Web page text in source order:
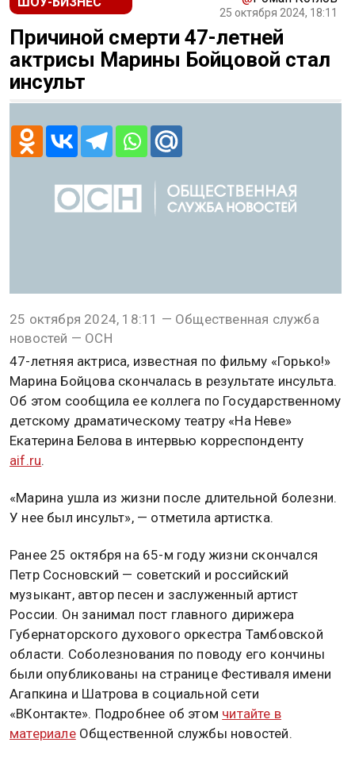
25 октября 2024, 18:11
Причиной смерти 47-летней
актрисы Марины Бойцовой стал
инсульт
25 октября 2024, 18:11 — Общественная служба
новостей — ОСН
47-летняя актриса, известная по фильму «Горько!»
Марина Бойцова скончалась в результате инсульта.
Об этом сообщила ее коллега по Государственному
детскому драматическому театру «На Неве»
Екатерина Белова в интервью корреспонденту
aif.ru.
«Марина ушла из жизни после длительной болезни.
У нее был инсульт», — отметила артистка.
Ранее 25 октября на 65-м году жизни скончался
Петр Сосновский — советский и российский
музыкант, автор песен и заслуженный артист
России. Он занимал пост главного дирижера
Губернаторского духового оркестра Тамбовской
области. Соболезнования по поводу его кончины
были опубликованы на странице Фестиваля имени
Агапкина и Шатрова в социальной сети
«ВКонтакте». Подробнее об этом читайте в
материалеОбщественной службы новостей.